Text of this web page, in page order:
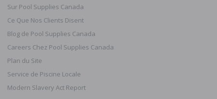
Sur Pool Supplies Canada
Ce Que Nos Clients Disent
Blog de Pool Supplies Canada
Careers Chez Pool Supplies Canada
Plan du Site
Service de Piscine Locale
Modern Slavery Act Report